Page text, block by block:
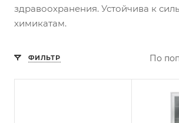
здравоохранения. Устойчива к
химикатам.
ФИЛЬТР